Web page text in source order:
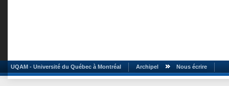
UQAM - Université du Québec à Montréal Archipel Nous écrire